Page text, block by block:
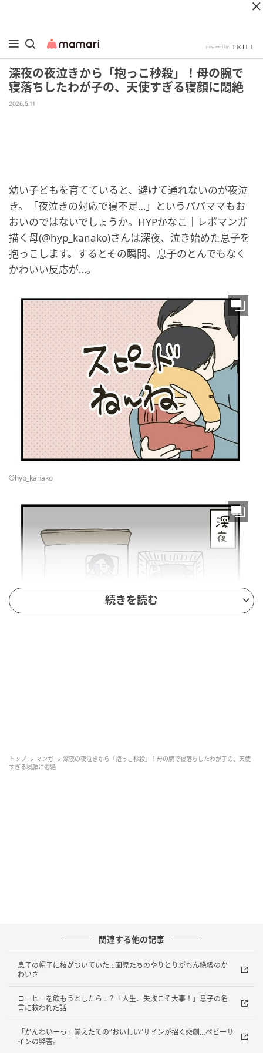
深夜の夜泣きから「抱っこ秒殺」！母の腕で
寝落ちしたわが子の、天使すぎる寝顔に悶絶
2026.5.11
幼い子どもを育てていると、避けて通れないのが夜泣
き。「夜泣きの対応で寝不足…」というパパママもお
おいのではないでしょうか。HYPかなこ｜レポマンガ
描く母(@hyp_kanako)さんは深夜、泣き始めた息子を
抱っこします。するとその瞬間、息子のとんでもなく
かわいい反応が…。
©hyp_kanako
続きを読む
トップ マンガ
深夜の夜泣きから「抱っこ秒殺」！母の腕で寝落ちしたわが子の、天使
すぎる寝顔に悶絶
関連する他の記事
息子の帽子に枝がついていた…園児たちのやりとりがもん絶級のか
わいさ
コーヒーを飲もうとしたら…？「人生、失敗こそ大事！」息子の名
言に救われた話
「かんわいーっ」覚えたての”おいしい”サインが招く悲劇…ベビーサ
インの弊害。